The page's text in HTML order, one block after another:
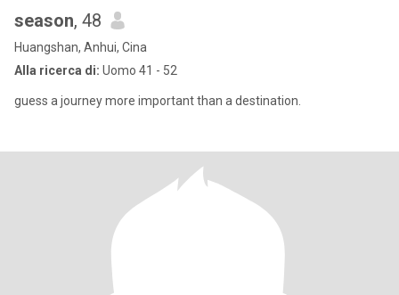
season, 48
Huangshan, Anhui, Cina
Alla ricerca di: Uomo 41 - 52
guess a journey more important than a destination.